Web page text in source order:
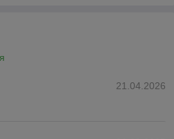
21.04.2026